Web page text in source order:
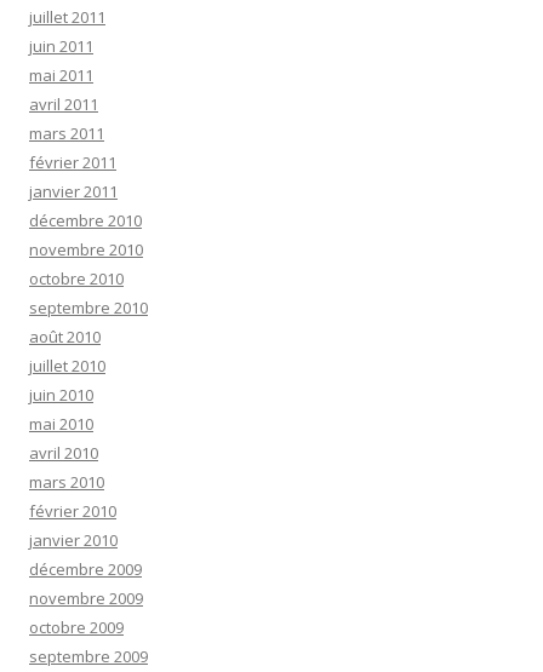
juillet 2011
juin 2011
mai 2011
avril 2011
mars 2011
février 2011
janvier 2011
décembre 2010
novembre 2010
octobre 2010
septembre 2010
août 2010
juillet 2010
juin 2010
mai 2010
avril 2010
mars 2010
février 2010
janvier 2010
décembre 2009
novembre 2009
octobre 2009
septembre 2009